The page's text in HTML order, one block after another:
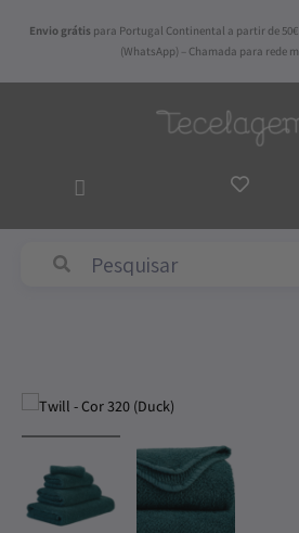
Envio grátis para Portugal Continental a partir de 50€
(WhatsApp) – Chamada para rede
14,00€
through
125,00€
Quantidade
de
Cor